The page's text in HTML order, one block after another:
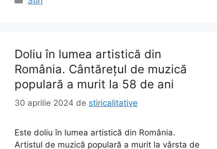
Doliu în lumea artistică din
România. Cântărețul de muzică
populară a murit la 58 de ani
30 aprilie 2024 de stiricalitative
Este doliu în lumea artistică din România.
Artistul de muzică populară a murit la vârsta de